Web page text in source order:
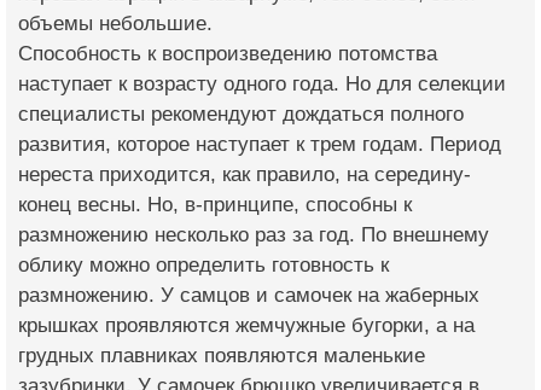
объемы небольшие.
Способность к воспроизведению потомства
наступает к возрасту одного года. Но для селекции
специалисты рекомендуют дождаться полного
развития, которое наступает к трем годам. Период
нереста приходится, как правило, на середину-
конец весны. Но, в-принципе, способны к
размножению несколько раз за год. По внешнему
облику можно определить готовность к
размножению. У самцов и самочек на жаберных
крышках проявляются жемчужные бугорки, а на
грудных плавниках появляются маленькие